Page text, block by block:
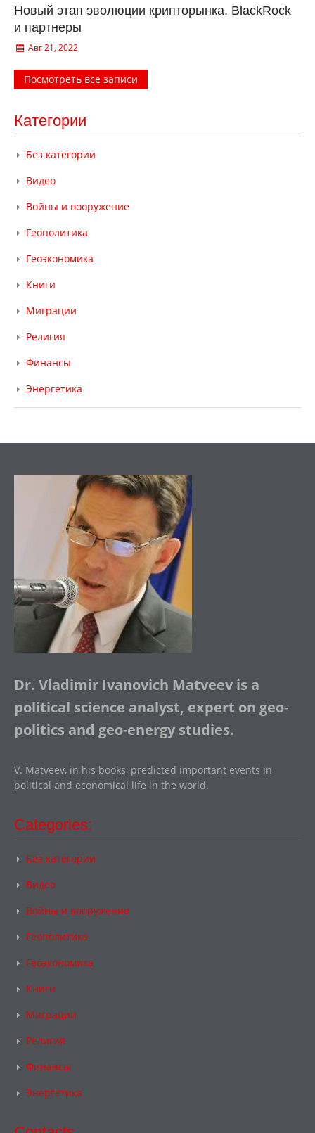
Новый этап эволюции крипторынка. BlackRock
и партнеры
Авг 21, 2022
Посмотреть все записи
Категории
Без категории
Видео
Войны и вооружение
Геополитика
Геоэкономика
Книги
Миграции
Религия
Финансы
Энергетика
Dr. Vladimir Ivanovich Matveev is a
political science analyst, expert on geo-
politics and geo-energy studies.
V. Matveev, in his books, predicted important events in
political and economical life in the world.
Categories:
Без категории
Видео
Войны и вооружение
Геополитика
Геоэкономика
Книги
Миграции
Религия
Финансы
Энергетика